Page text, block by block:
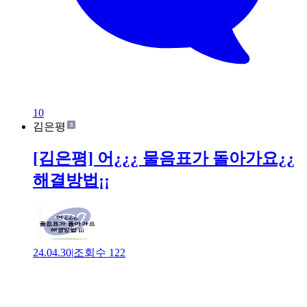
10
김은평
[김은평] 어¿¿¿ 물음표가 돌아가요¿¿
해결방법¡¡
24.04.30|조회수 122